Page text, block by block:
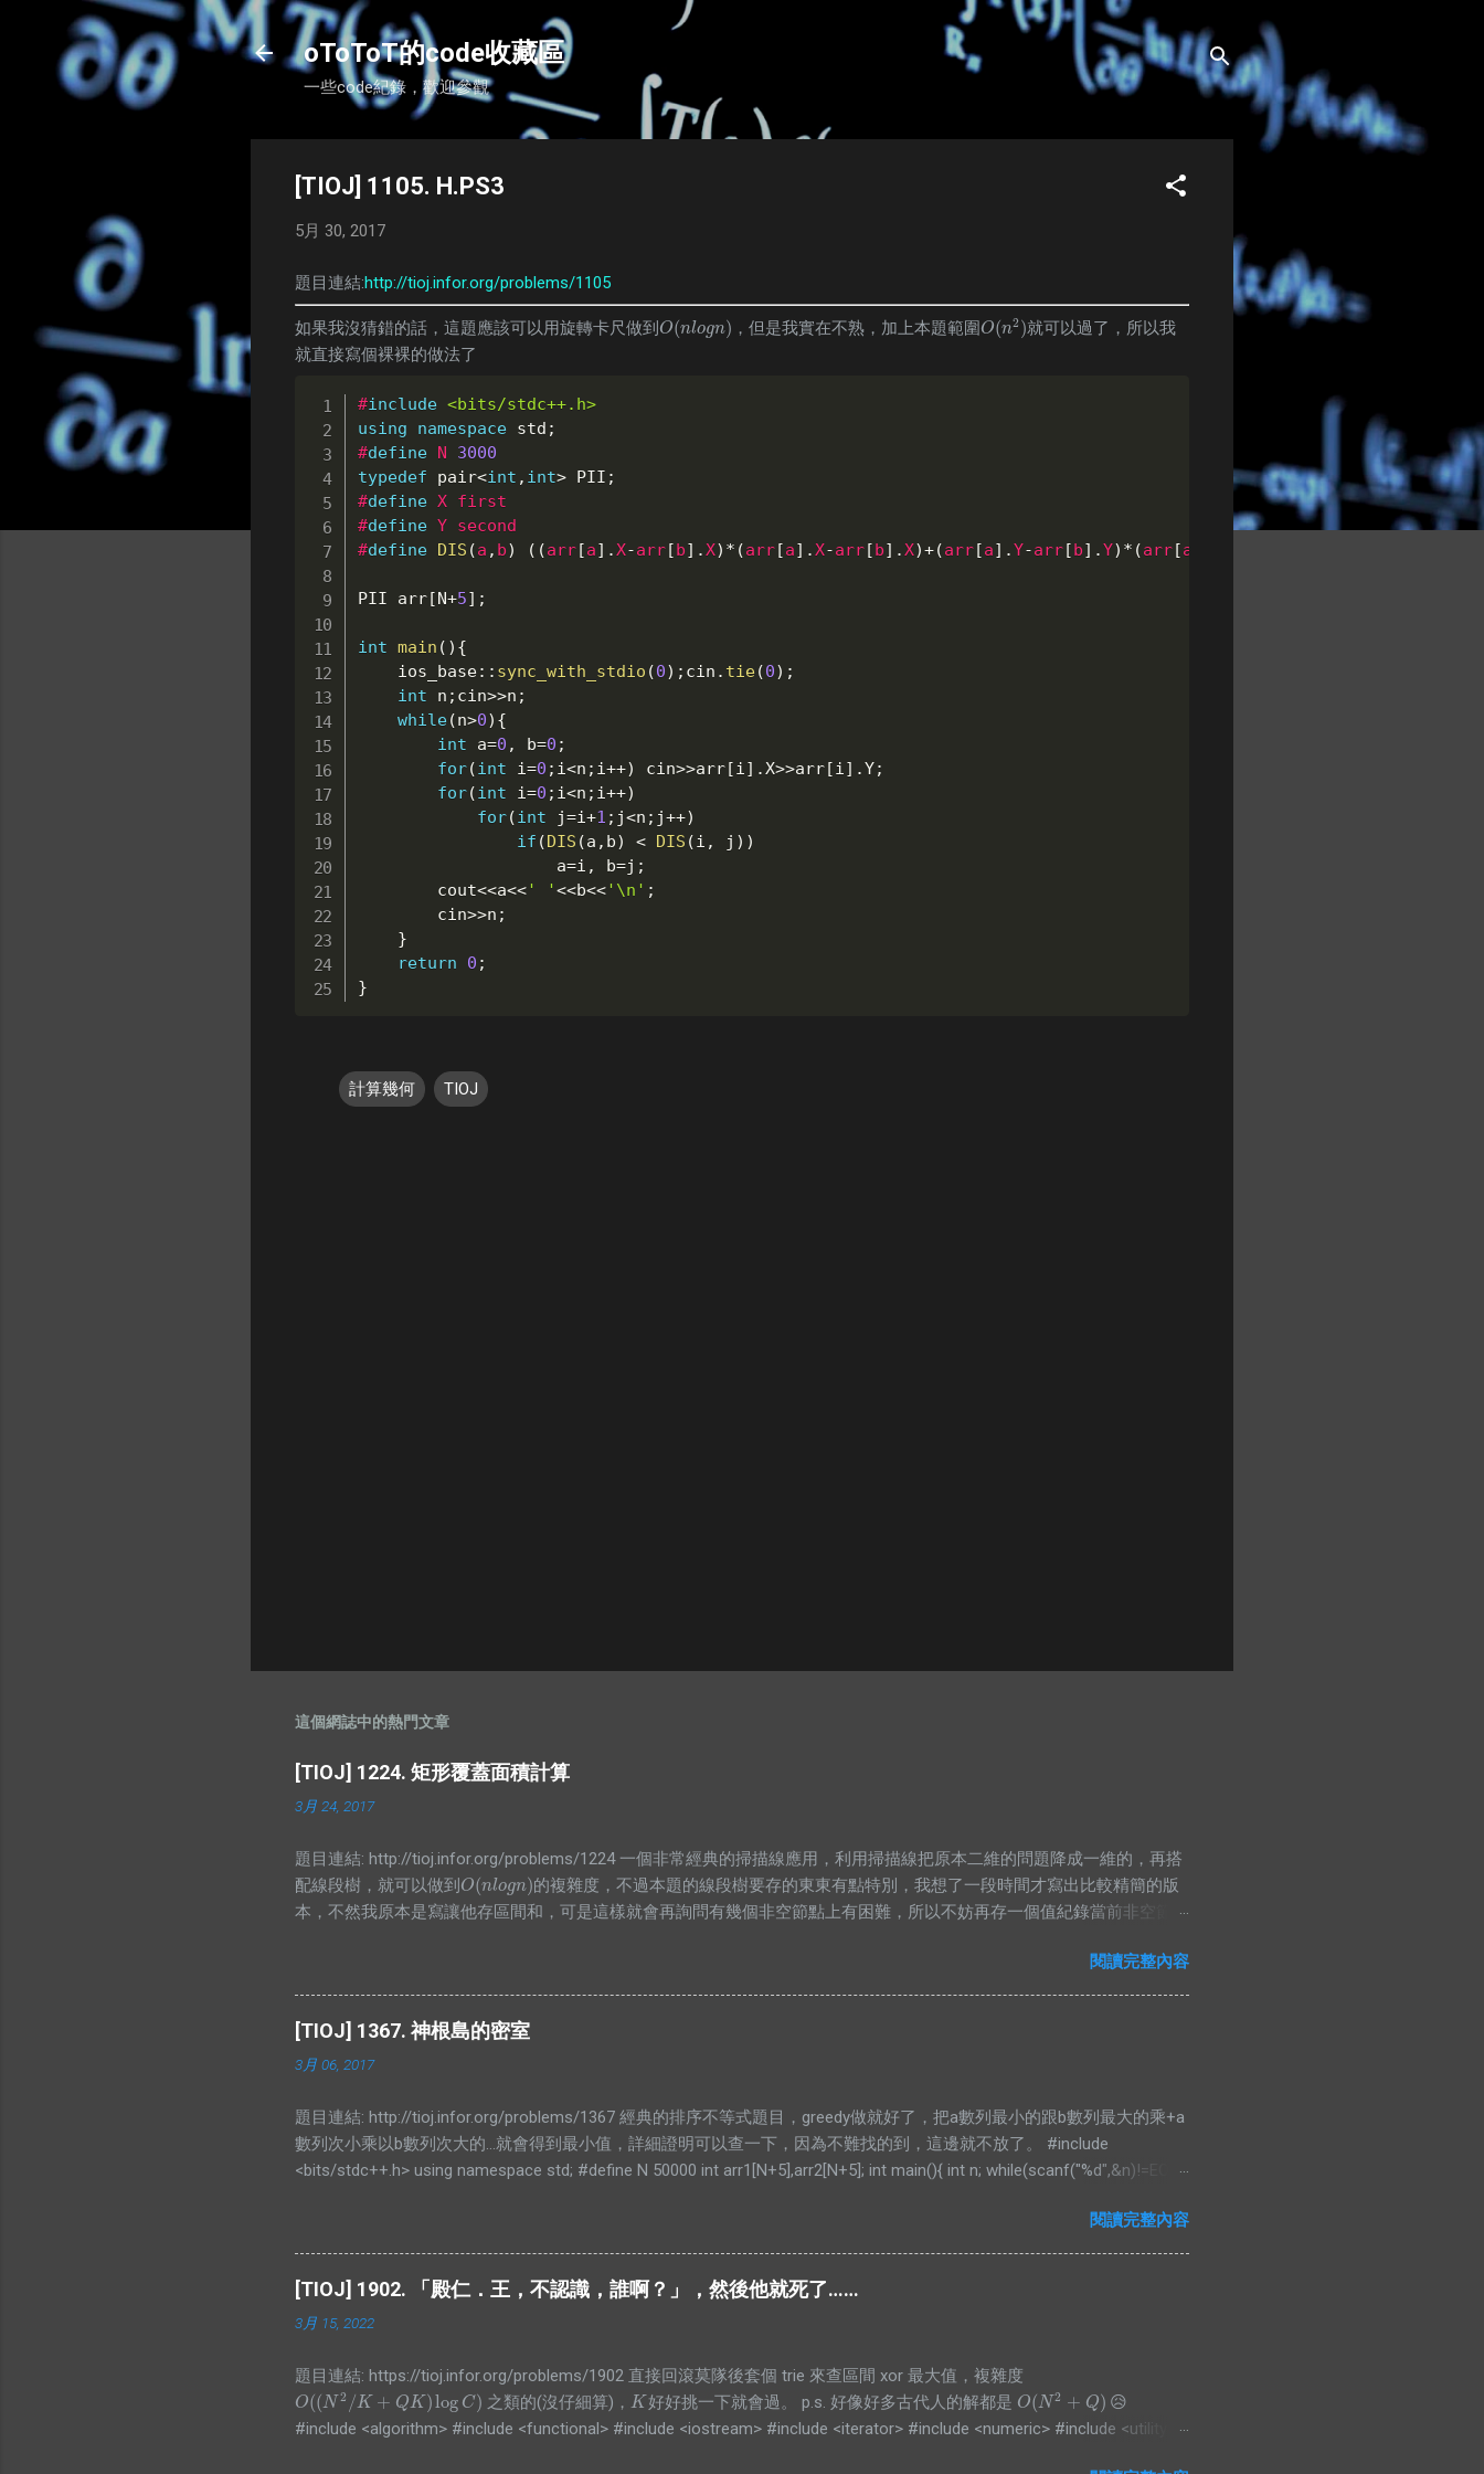
oToToT的code收藏區
一些code紀錄，歡迎參觀
[TIOJ] 1105. H.PS3
5月 30, 2017
題目連結:http://tioj.infor.org/problems/1105
如果我沒猜錯的話，這題應該可以用旋轉卡尺做到 O(nlogn)
O(nlogn) ，但是我實在不熟，加上本題範圍O(n2)
O(n2) 就可以過了，所以我
就直接寫個裸裸的做法了
#include <bits/stdc++.h>
using
namespace std ;
#define N
3000
typedef pair<int , int> PII ;
#define X first
#define Y second
#define DIS (a , b) ( (arr[a] .X-arr[b] .X) * (arr[a] .X-arr[b] .X)+(arr[a] .Y-arr[b] .Y) * (arr[a
PII arr[N+5] ;
int main ( ) {
	ios_base
:: sync_with_stdio (0) ; cin . tie(0) ;
int n ; cin>>n ;
while(n>0) {
int a=0 , b=0 ;
for(int i=0 ; i<n ; i++) cin>>arr[i] .X>>arr[i] .Y;
for(int i=0 ; i<n ; i++)
for(int j=i+1 ; j<n ; j++)
if (DIS (a , b) < DIS (i , j ) )
					a
=i , b=j ;
		cout
<<a<<' '<<b<<'\n' ;
		cin
>>n ;
}
return
0 ;
}
計算幾何 TIOJ
這個網誌中的熱門文章
[TIOJ] 1224. 矩形覆蓋面積計算
3月 24, 2017
題目連結: http://tioj.infor.org/problems/1224 一個非常經典的掃描線應用，利用掃描線把原本二維的問題降成一維的，再搭
配線段樹，就可以做到 O(nlogn)
O(nlogn)
的複雜度，不過本題的線段樹要存的東東有點特別，我想了一段時間才寫出比較精簡的版
本，不然我原本是寫讓他存區間和，可是這樣就會再詢問有幾個非空節點上有困難，所以不妨再存一個值紀錄當前非空節點
孩的值囉，不過仔細想想就會發現區間和根本沒用，所以就砍掉他吧XDD #include <bits/stdc++.h> using namespace std;
#define ALL(x) (x).begin(), (x).end() #define PB push_back typedef long long lld; typedef pair<int, int> PII; #define FF first
#define SS second const int N = 1000000 + 5; struct bian{ PII pos; int cnt; bool operator<(const bian& a)const{ return
pos<a.pos; } }; vector<pair<int,bian>> E; class SegTree{ private: struct Node{ int len=0; int cnt=0; } arr[4*N]; void pull(int id, int
l, int r){ if(arr[id].cnt) arr[id].len = r - l; ...
閱讀完整內容
[TIOJ] 1367. 神根島的密室
3月 06, 2017
題目連結: http://tioj.infor.org/problems/1367 經典的排序不等式題目，greedy做就好了，把a數列最小的跟b數列最大的乘+a
數列次小乘以b數列次大的...就會得到最小值，詳細證明可以查一下，因為不難找的到，這邊就不放了。 #include
<bits/stdc++.h> using namespace std; #define N 50000 int arr1[N+5],arr2[N+5]; int main(){ int n; while(scanf("%d",&n)!=EOF){
sort(arr2,arr2+n,[](int a,int b){return a>b;}); unsigned long long ans=0; for(int i=0;i<n;i++) ans+=(unsigned long long)arr1[i]*
(unsigned long long)arr2[i]; printf("%llu\n",ans); } return 0; }
閱讀完整內容
[TIOJ] 1902. 「殿仁．王，不認識，誰啊？」，然後他就死了……
3月 15, 2022
題目連結: https://tioj.infor.org/problems/1902 直接回滾莫隊後套個 trie 來查區間 xor 最大值，複雜度
O((N 2 /K + QK)log C)
O((N2/K+Q K) logC) 之類的(沒仔細算)，K
K 好好挑一下就會過。 p.s. 好像好多古代人的解都是 O(N 2 + Q)
O(N2+ Q)
😥
#include <algorithm> #include <functional> #include <iostream> #include <iterator> #include <numeric> #include <utility>